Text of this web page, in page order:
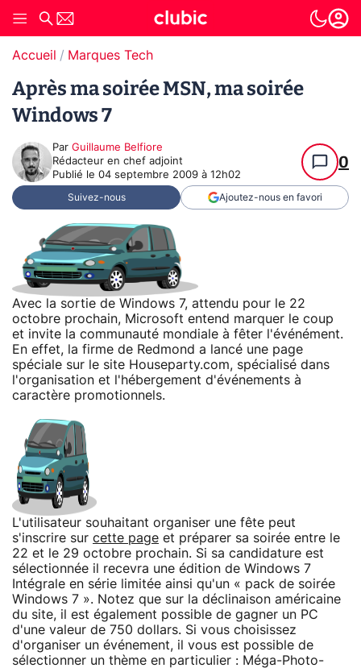
Accueil Marques Tech
Après ma soirée MSN, ma soirée
Windows 7
Par Guillaume Belfiore
Rédacteur en chef adjoint
Publié le 04 septembre 2009 à 12h02
0
Suivez-nous Ajoutez-nous en favori
Avec la sortie de Windows 7, attendu pour le 22
octobre prochain, Microsoft entend marquer le coup
et invite la communauté mondiale à fêter l'événément.
En effet, la firme de Redmond a lancé une page
spéciale sur le site Houseparty.com, spécialisé dans
l'organisation et l'hébergement d'événements à
caractère promotionnels.
L'utilisateur souhaitant organiser une fête peut
s'inscrire sur cette page et préparer sa soirée entre le
22 et le 29 octobre prochain. Si sa candidature est
sélectionnée il recevra une édition de Windows 7
Intégrale en série limitée ainsi qu'un « pack de soirée
Windows 7 ». Notez que sur la déclinaison américaine
du site, il est également possible de gagner un PC
d'une valeur de 750 dollars. Si vous choisissez
d'organiser un événement, il vous est possible de
sélectionner un thème en particulier : Méga-Photo-